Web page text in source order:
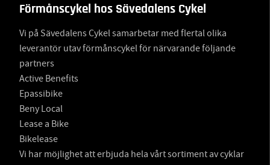
Förmånscykel hos Sävedalens Cykel
Vi på Sävedalens Cykel samarbetar med flertal olika
leverantör utav förmånscykel för närvarande följande
partners
Active Benefits
Epassibike
Beny Local
Lease a Bike
Bikelease
Vi har möjlighet att erbjuda hela vårt sortiment av cyklar